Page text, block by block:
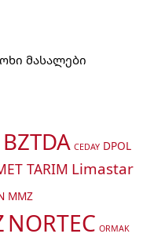
მასალები
BZTDA CEDAY DPOL
TARIM Limastar
MMZ
NORTEC ORMAK